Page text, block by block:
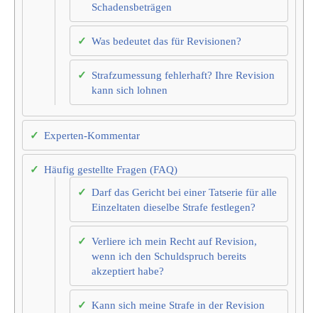
Schadensbeträgen
Was bedeutet das für Revisionen?
Strafzumessung fehlerhaft? Ihre Revision
kann sich lohnen
Experten-Kommentar
Häufig gestellte Fragen (FAQ)
Darf das Gericht bei einer Tatserie für alle
Einzeltaten dieselbe Strafe festlegen?
Verliere ich mein Recht auf Revision,
wenn ich den Schuldspruch bereits
akzeptiert habe?
Kann sich meine Strafe in der Revision